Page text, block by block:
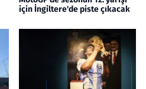
için İngiltere'de piste çıkacak